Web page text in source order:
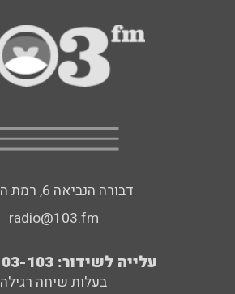
דבורה הנביאה 6, רמת השרון
radio@103.fm
עלייה לשידור: 0552-103-103
בעלות שיחה רגילה